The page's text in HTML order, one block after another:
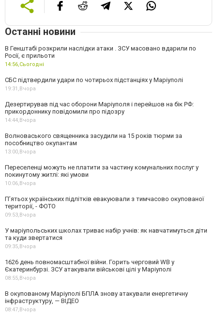
Останні новини
В Генштабі розкрили наслідки атаки . ЗСУ масовано вдарили по
Росії, є прильоти
14:56,Сьогодні
СБС підтвердили удари по чотирьох підстанціях у Маріуполі
19:31,Вчора
Дезертирував під час оборони Маріуполя і перейшов на бік РФ:
прикордоннику повідомили про підозру
14:44,Вчора
Волноваського священника засудили на 15 років тюрми за
пособництво окупантам
13:00,Вчора
Переселенці можуть не платити за частину комунальних послуг у
покинутому житлі: які умови
10:06,Вчора
П’ятьох українських підлітків евакуювали з тимчасово окупованої
території, - ФОТО
09:53,Вчора
У маріупольських школах триває набір учнів: як навчатимуться діти
та куди звертатися
09:35,Вчора
1626 день повномасштабної війни. Горить черговий WB у
Єкатеринбурзі. ЗСУ атакували військові цілі у Маріуполі
08:55,Вчора
В окупованому Маріуполі БПЛА знову атакували енергетичну
інфраструктуру, — ВІДЕО
08:47,Вчора